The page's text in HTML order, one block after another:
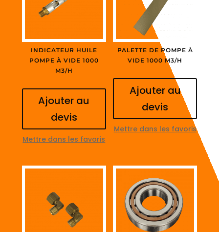
INDICATEUR HUILE
POMPE À VIDE 1000
M3/H
Ajouter au
devis
Mettre dans les favoris
PALETTE DE POMPE À
VIDE 1000 M3/H
Ajouter au
devis
Mettre dans les favoris